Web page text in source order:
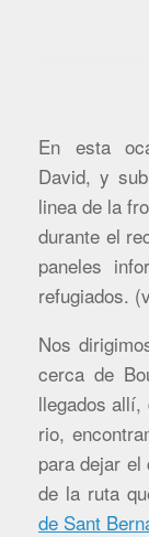
En esta
David, y
linea de la
durante el
paneles
refugiados.
Nos
cerca de
llegados allí,
rio,
para dejar
de la ruta
de Sant